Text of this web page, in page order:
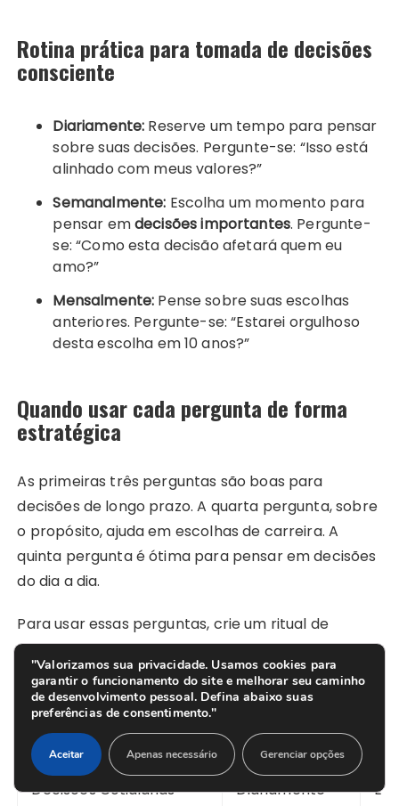
Rotina prática para tomada de decisões
consciente
Diariamente: Reserve um tempo para pensar
sobre suas decisões. Pergunte-se: “Isso está
alinhado com meus valores?”
Semanalmente: Escolha um momento para
pensar emdecisões importantes. Pergunte-
se: “Como esta decisão afetará quem eu
amo?”
Mensalmente: Pense sobre suas escolhas
anteriores. Pergunte-se: “Estarei orgulhoso
desta escolha em 10 anos?”
Quando usar cada pergunta de forma
estratégica
As primeiras três perguntas são boas para
decisões de longo prazo. A quarta pergunta, sobre
o propósito, ajuda em escolhas de carreira. A
quinta pergunta é ótima para pensar em decisões
do dia a dia.
Para usar essas perguntas, crie um ritual de
reflexão. Pode ser um caderno, caminhar ou
silêncio. Esse tempo ajuda a garantir que suas
decisões sejam importantes para você.
Tipo de Decisão Momento Ideal
Decisões Cotidianas
Diariamente
"Valorizamos sua privacidade. Usamos cookies para
garantir o funcionamento do site e melhorar seu caminho
de desenvolvimento pessoal. Defina abaixo suas
preferências de consentimento."
Aceitar Apenas necessário Gerenciar opções